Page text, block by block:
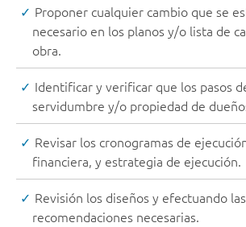
Proponer cualquier cambio que se
necesario en los planos y/o lista de
obra.
Identificar y verificar que los pasos
servidumbre y/o propiedad de
Revisar los cronogramas de
financiera, y estrategia de ejecución.
Revisión los diseños y efectuando las
recomendaciones necesarias.